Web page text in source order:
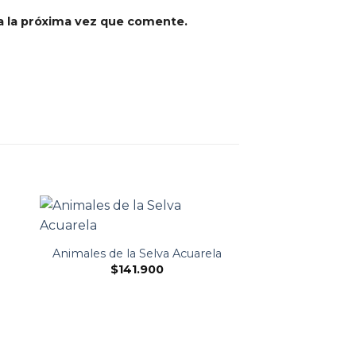
la próxima vez que comente.
Animales de la Selva Acuarela
$141.900